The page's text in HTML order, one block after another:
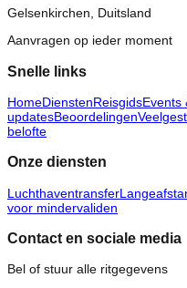
Gelsenkirchen, Duitsland
Aanvragen op ieder moment
Snelle links
HomeDienstenReisgidsEvents
updatesBeoordelingen
belofte
Onze diensten
Luchthaventransfer
voor mindervaliden
Contact en sociale media
Bel of stuur alle ritgegevens